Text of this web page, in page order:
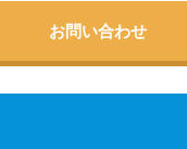
ら法人向けの複数台の
た様々な利用方法を提
お問い合わせ